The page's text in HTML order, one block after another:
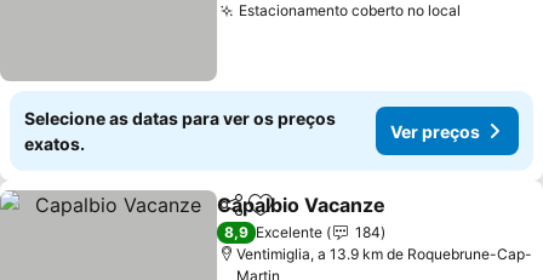
Estacionamento coberto no local
Selecione as datas para ver os preços
exatos.
Ver preços
PartilharAdicionar aos favoritos
Capalbio Vacanze
8,9 Excelente
184
Ventimiglia, a 13.9 km de Roquebrune-Cap-
Martin